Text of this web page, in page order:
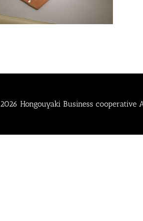
2026 Hongouyaki Business cooperative